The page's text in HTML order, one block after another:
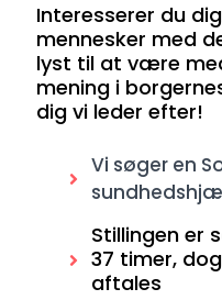
Interesserer du
mennesker med
lyst til at være
mening i
dig vi leder efter!
Vi søger en
Stillingen er
37 timer,
aftales